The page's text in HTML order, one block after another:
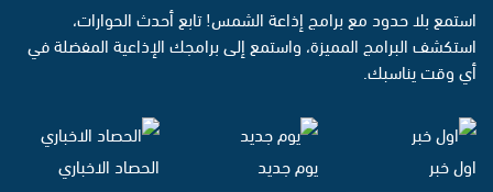
استمع بلا حدود مع برامج إذاعة الشمس! تابع أحدث الحوارات،
استكشف البرامج المميزة، واستمع إلى برامجك الإذاعية المفضلة في
أي وقت يناسبك.
اول خبر
يوم جديد
الحصاد الاخباري